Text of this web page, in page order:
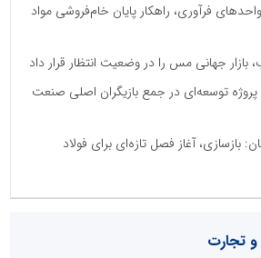
فرآوری، راهکار پایان خام‌فروشی مواد
جهانی مس را در وضعیت انتظار قرار داد
شرکت ملی مس با ۱۰ پروژه توسعه‌ای در جمع بازیگران اصلی صنعت
بازسازی، آغاز فصل تازه‌ای برای فولاد
تجارت